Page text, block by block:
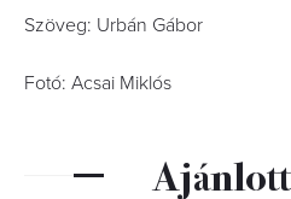
Szöveg: Urbán Gábor
Fotó: Acsai Miklós